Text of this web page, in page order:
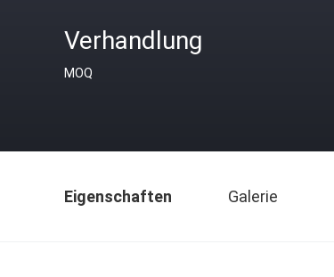
Verhandlung
MOQ
Eigenschaften Galerie